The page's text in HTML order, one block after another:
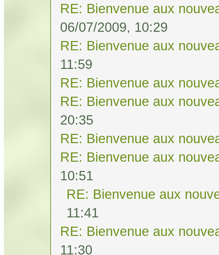
RE: Bienvenue aux
06/07/2009, 10:29
RE: Bienvenue aux
11:59
RE: Bienvenue aux
RE: Bienvenue aux
20:35
RE: Bienvenue aux
RE: Bienvenue aux
10:51
RE: Bienvenue aux
11:41
RE: Bienvenue aux
11:30